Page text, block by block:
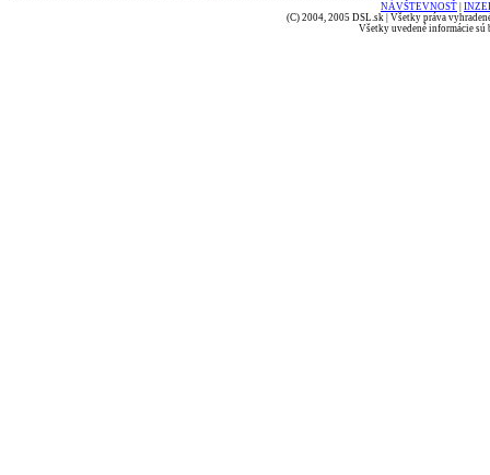
NÁVŠTEVNOSŤ
(C) 2004, 2005 DSL.sk | Všetky práva
Všetky uvedené informácie sú